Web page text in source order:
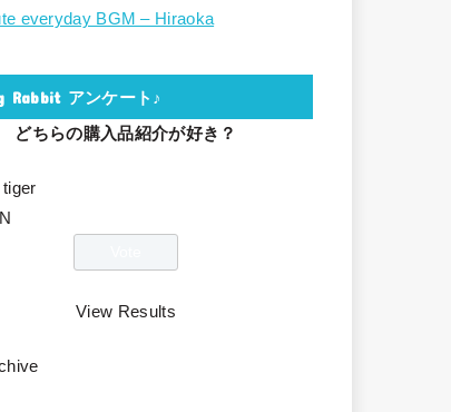
everyday BGM – Hiraoka
Rabbit アンケート♪
どちらの購入品紹介が好き？
View Results